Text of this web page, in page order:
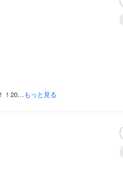
！20…もっと見る